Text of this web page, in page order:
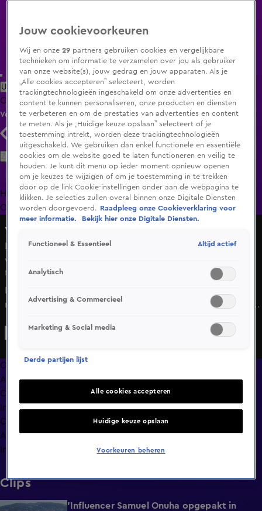
Uitzending Gemist Populaire programma's Zenders Genres
ClipsFilmsRadioSmart TV inlogShop
Volg KIJK
Zoeken
HomeUitzending Gemist Programma's De Bondgenoten
OranjezomerLivestreamsShop
Vandaag Inside
Denzel Dumfries: 'We moeten uitspreken dat we
wereldkampioen willen worden!'
Ma 1 juni, 18:36
Denzel Dumfries blikt in gesprek met Noa Vahle vooruit
naar het WK met Oranje in de Verenigde Staten, Canada en
Overzicht
Afleveringen
Clips
In de wandelgangen
Compilaties
Anderen keken ook
Info
Clips
1:00
'Influencer Samuel Onuha opgepakt in
Jouw cookievoorkeuren
Wij en onze29 partners gebruiken cookies en vergelijkbare
technieken om informatie te verzamelen over jou als gebruiker
van onze website(s), jouw gedrag en jouw apparaten. Als je
„Alle cookies accepteren” selecteert, worden
trackingtechnologieën ingeschakeld om onze advertenties en
content te kunnen personaliseren, onze producten en diensten
te verbeteren en om de prestaties van advertenties en content
te meten. Als je „Huidige keuze opslaan” selecteert of je
toestemming intrekt, worden deze trackingtechnologieën
uitgeschakeld. We gebruiken dan enkel functionele en essentiële
cookies om de website goed te laten functioneren en veilig te
houden. Je kunt dit menu op ieder moment opnieuw openen
om je keuzes te wijzigen of om je toestemming in te trekken
door op de link Cookie-instellingen onder aan de webpagina te
klikken. Je selecties zullen overal binnen onze Digitale Diensten
worden doorgevoerd.
Raadpleeg onze Cookieverklaring voor
meer informatie.
Bekijk hier onze Digitale Diensten.
Functioneel & Essentieel Altijd actief
Analytisch
Advertising & Commercieel
Marketing & Social media
Derde partijen lijst
Alle cookies accepteren
Huidige keuze opslaan
Voorkeuren beheren